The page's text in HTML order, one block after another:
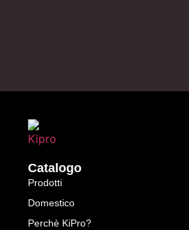
Catalogo
Prodotti
Domestico
Perchè KiPro?